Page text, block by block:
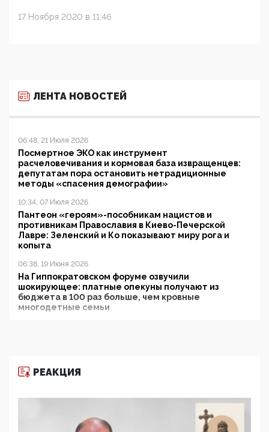
17 Ноября 2020 в 11:46
ЛЕНТА НОВОСТЕЙ
06:48, 21 Июля 2026
Посмертное ЭКО как инструмент
расчеловечивания и кормовая база извращенцев:
депутатам пора остановить нетрадиционные
методы «спасения демографии»
10:34, 07 Июля 2026
Пантеон «героям»-пособникам нацистов и
противникам Православия в Киево-Печерской
Лавре: Зеленский и Ко показывают миру рога и
копыта
06:38, 19 Июня 2026
На Гиппократовском форуме озвучили
шокирующее: платные опекуны получают из
бюджета в 100 раз больше, чем кровные
многодетные семьи
11:53, 09 Июня 2026
деятельность ИИТО ЮНЕСКО в России, но
цифроглобалисты продолжают определять
повестку в образовании
РЕАКЦИЯ